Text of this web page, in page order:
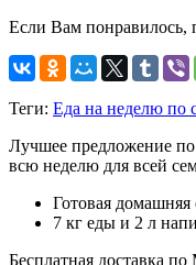
Если Вам понравилось,
Теги: Еда на неделю по
Лучшее предложение
всю неделю для всей
Готовая домашняя
7 кг еды и 2 л
Бесплатная доставка